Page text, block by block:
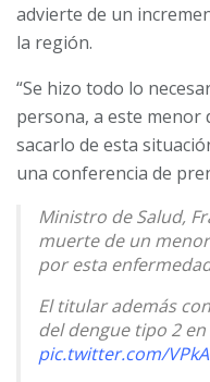
advierte de un
la región.
“Se hizo todo lo
persona, a este menor
sacarlo de esta
una conferencia de
Ministro de Salud,
muerte de un
por esta
El titular además
del dengue tipo 2 en
pic.twitter.com/